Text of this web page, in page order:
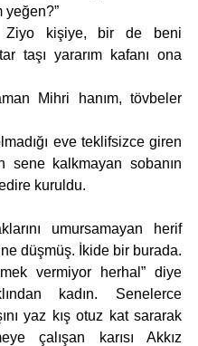
yeğen?”
Ziyo kişiye, bir de beni
taşı yararım kafanı ona
Mihri hanım, tövbeler
eve teklifsizce giren
sene kalkmayan sobanın
kuruldu.
umursamayan herif
düşmüş. İkide bir burada.
vermiyor herhal” diye
kadın. Senelerce
yaz kış otuz kat sararak
çalışan karısı Akkız